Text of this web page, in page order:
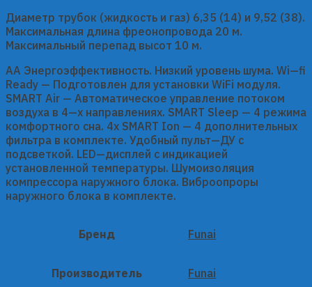
Диаметр трубок (жидкость и газ) 6,35 (14) и 9,52 (38).
Максимальная длина фреонопровода 20 м.
Максимальный перепад высот 10 м.
АA Энергоэффективность. Низкий уровень шума. Wi—fi
Ready — Подготовлен для установки WiFi модуля.
SMART Air — Автоматическое управление потоком
воздуха в 4—х направлениях. SMART Sleep — 4 режима
комфортного сна. 4х SMART Ion — 4 дополнительных
фильтра в комплекте. Удобный пульт—ДУ с
подсветкой. LED—дисплей с индикацией
установленной температуры. Шумоизоляция
компрессора наружного блока. Виброопроры
наружного блока в комплекте.
Бренд Funai
Производитель Funai